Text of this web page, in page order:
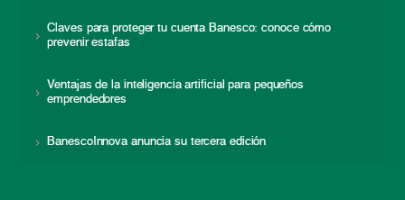
Claves para proteger tu cuenta Banesco: conoce cómo
prevenir estafas
Ventajas de la inteligencia artificial para pequeños
emprendedores
BanescoInnova anuncia su tercera edición